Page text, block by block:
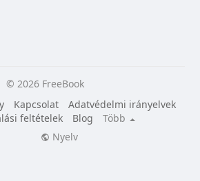
© 2026 FreeBook
Kapcsolat
Adatvédelmi irányelvek
feltételek
Blog
Több
Nyelv